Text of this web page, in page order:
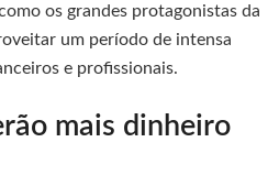
os grandes protagonistas da
um período de intensa
e profissionais.
mais dinheiro